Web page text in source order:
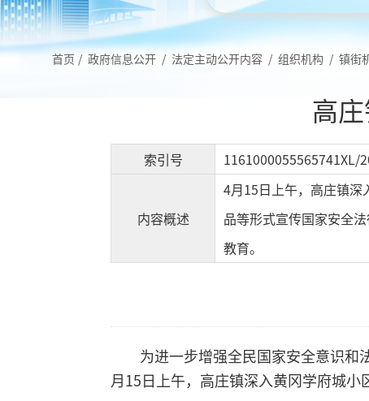
首页 / 政府信息公开 / 法定主动公开内容 / 组织机构 / 镇街
高
索引号 1161000055565741XL/
内容概述
4月15日上午，高庄镇
品等形式宣传国家安全
教育。
为进一步增强全民国家安全意识和
月15日上午，高庄镇深入黄冈学府城